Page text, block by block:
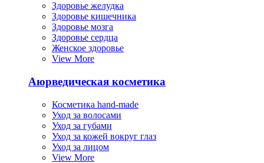
Здоровье желудка
Здоровье кишечника
Здоровье мозга
Здоровье сердца
Женское здоровье
View More
Аюрведическая косметика
Косметика hand-made
Уход за волосами
Уход за губами
Уход за кожей вокруг глаз
Уход за лицом
View More